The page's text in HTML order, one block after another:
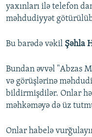
720p
yaxınları ilə telefon
məhdudiyyət
Bu barədə vəkil Şəhla
Bundan əvvəl "Abzas
və görüşlərinə
bildirmişdilər. Onlar
məhkəməyə də üz
Onlar habelə